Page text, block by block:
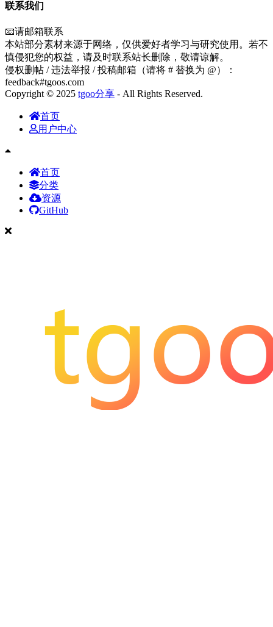
联系我们
📧请邮箱联系
本站部分素材来源于网络，仅供爱好者学习与研究使用。若不
慎侵犯您的权益，请及时联系站长删除，敬请谅解。
侵权删帖 / 违法举报 / 投稿邮箱（请将 # 替换为 @）：
feedback#tgoos.com
Copyright © 2025 tgoo分享 - All Rights Reserved.
首页
用户中心
首页
分类
资源
GitHub